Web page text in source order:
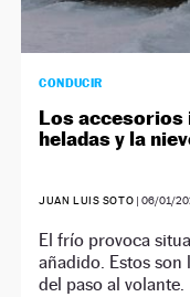
CONDUCIR
Los accesorios
heladas y la
JUAN LUIS SOTO |06/01/
El frío provoca
añadido. Estos
del paso al volante.